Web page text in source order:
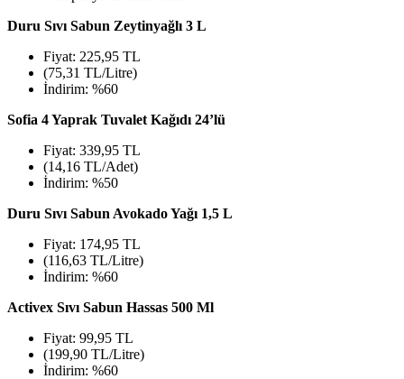
Duru Sıvı Sabun Zeytinyağlı 3 L
Fiyat: 225,95 TL
(75,31 TL/Litre)
İndirim: %60
Sofia 4 Yaprak Tuvalet Kağıdı 24’lü
Fiyat: 339,95 TL
(14,16 TL/Adet)
İndirim: %50
Duru Sıvı Sabun Avokado Yağı 1,5 L
Fiyat: 174,95 TL
(116,63 TL/Litre)
İndirim: %60
Activex Sıvı Sabun Hassas 500 Ml
Fiyat: 99,95 TL
(199,90 TL/Litre)
İndirim: %60